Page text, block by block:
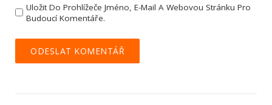
Uložit Do Prohlížeče Jméno, E-Mail A Webovou Stránku Pro
Budoucí Komentáře.